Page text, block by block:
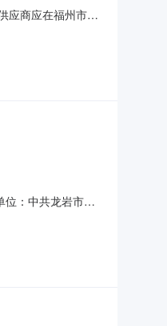
应商应在福州市仓
币）采购需求：
位：中共龙岩市委
目招标代理服